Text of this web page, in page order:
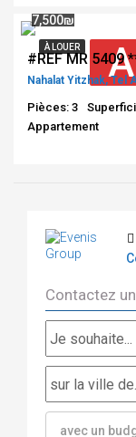
À LOUER
7,500₪
Nahalat Yitzhak, Tel
Pièces: 3
Appartement
Contactez